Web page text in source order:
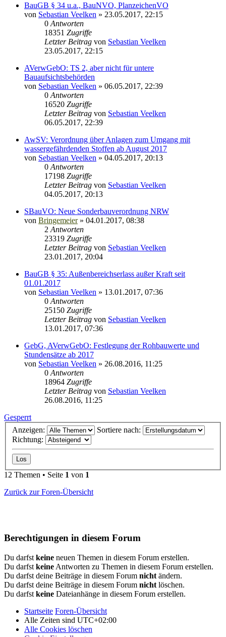
BauGB § 34 u.a., BauNVO, PlanzeichenVO
von Sebastian Veelken » 23.05.2017, 22:15
0 Antworten
18351 Zugriffe
Letzter Beitrag von Sebastian Veelken
23.05.2017, 22:15
AVerwGebO: TS 2, aber nicht für untere
Bauaufsichtsbehörden
von Sebastian Veelken » 06.05.2017, 22:39
0 Antworten
16520 Zugriffe
Letzter Beitrag von Sebastian Veelken
06.05.2017, 22:39
AwSV: Verordnung über Anlagen zum Umgang mit
wassergefährdenden Stoffen ab August 2017
von Sebastian Veelken » 04.05.2017, 20:13
0 Antworten
17198 Zugriffe
Letzter Beitrag von Sebastian Veelken
04.05.2017, 20:13
SBauVO: Neue Sonderbauverordnung NRW
von Bringemeier» 04.01.2017, 08:38
2 Antworten
23319 Zugriffe
Letzter Beitrag von Sebastian Veelken
23.01.2017, 20:04
BauGB § 35: Außenbereichserlass außer Kraft seit
01.01.2017
von Sebastian Veelken » 13.01.2017, 07:36
0 Antworten
25150 Zugriffe
Letzter Beitrag von Sebastian Veelken
13.01.2017, 07:36
GebG, AVerwGebO: Festlegung der Rohbauwerte und
Stundensätze ab 2017
von Sebastian Veelken » 26.08.2016, 11:25
0 Antworten
18964 Zugriffe
Letzter Beitrag von Sebastian Veelken
26.08.2016, 11:25
Gesperrt
Anzeigen:
Sortiere nach:
Richtung:
12 Themen • Seite 1 von 1
Zurück zur Foren-Übersicht
Berechtigungen in diesem Forum
Du darfst keine neuen Themen in diesem Forum erstellen.
Du darfst keine Antworten zu Themen in diesem Forum erstellen.
Du darfst deine Beiträge in diesem Forum nicht ändern.
Du darfst deine Beiträge in diesem Forum nicht löschen.
Du darfst keine Dateianhänge in diesem Forum erstellen.
Startseite Foren-Übersicht
Alle Zeiten sind UTC+02:00
Alle Cookies löschen